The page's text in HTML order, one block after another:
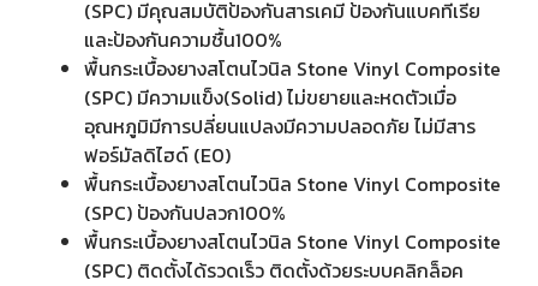
(SPC) มีคุณสมบัติป้องกันสารเคมี ป้องกันแบคทีเรีย
และป้องกันความชื้น100%
พื้นกระเบื้องยางสโตนไวนิล Stone Vinyl Composite
(SPC) มีความแข็ง(Solid) ไม่ขยายและหดตัวเมื่อ
อุณหภูมิมีการปลี่ยนแปลงมีความปลอดภัย ไม่มีสาร
ฟอร์มัลดิไฮด์ (E0)
พื้นกระเบื้องยางสโตนไวนิล Stone Vinyl Composite
(SPC) ป้องกันปลวก100%
พื้นกระเบื้องยางสโตนไวนิล Stone Vinyl Composite
(SPC) ติดตั้งได้รวดเร็ว ติดตั้งด้วยระบบคลิกล็อค